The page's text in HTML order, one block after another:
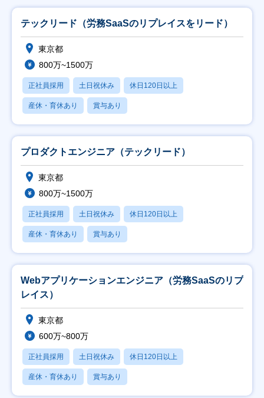
テックリード（労務SaaSのリプレイスをリード）
東京都
800万~1500万
正社員採用 土日祝休み 休日120日以上
産休・育休あり 賞与あり
プロダクトエンジニア（テックリード）
東京都
800万~1500万
正社員採用 土日祝休み 休日120日以上
産休・育休あり 賞与あり
Webアプリケーションエンジニア（労務SaaSのリプ
レイス）
東京都
600万~800万
正社員採用 土日祝休み 休日120日以上
産休・育休あり 賞与あり